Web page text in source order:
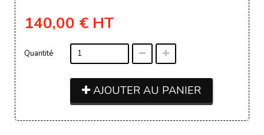
140,00 € HT
Quantité
AJOUTER AU PANIER